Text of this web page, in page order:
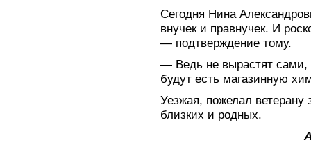
Сегодня Нина
внучек и правнучек. И
— подтверждение тому.
— Ведь не вырастят
будут есть магазинную
Уезжая, пожелал ветерану
близких и родных.